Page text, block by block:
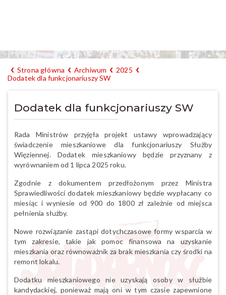
Strona główna Archiwum
2025
Dodatek dla funkcjonariuszy SW
Dodatek dla funkcjonariuszy SW
Rada Ministrów przyjęła projekt ustawy wprowadzający
świadczenie mieszkaniowe dla funkcjonariuszy Służby
Więziennej. Dodatek mieszkaniowy będzie przyznany z
wyrównaniem od 1 lipca 2025 roku.
Zgodnie z dokumentem przedłożonym przez Ministra
Sprawiedliwości dodatek mieszkaniowy będzie wypłacany co
miesiąc i wyniesie od 900 do 1800 zł zależnie od miejsca
pełnienia służby.
Nowe rozwiązanie zastąpi dotychczasowe formy wsparcia w
tym zakresie, takie jak pomoc finansowa na uzyskanie
mieszkania oraz równoważnik za brak mieszkania czy środki na
remont lokalu.
Dodatku mieszkaniowego nie uzyskają osoby w służbie
kandydackiej, ponieważ mają oni w tym czasie zapewnione